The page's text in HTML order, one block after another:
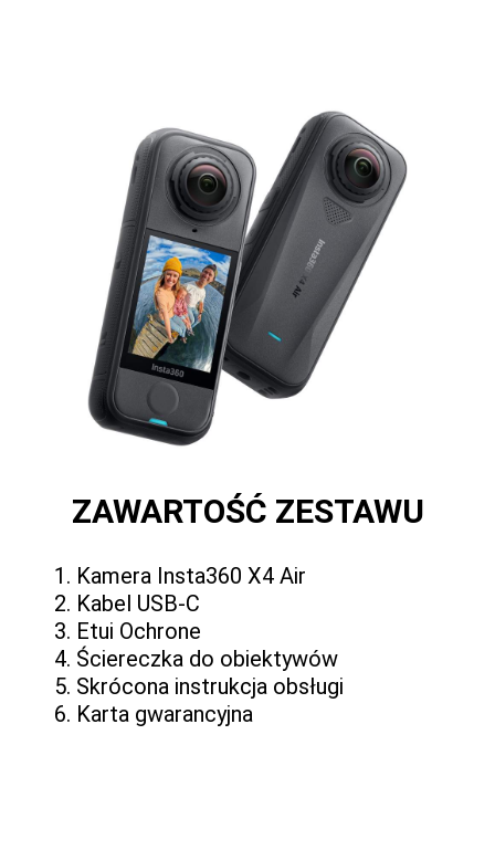
ZAWARTOŚĆ ZESTAWU
Kamera Insta360 X4 Air
Kabel USB-C
Etui Ochrone
Ściereczka do obiektywów
Skrócona instrukcja obsługi
Karta gwarancyjna